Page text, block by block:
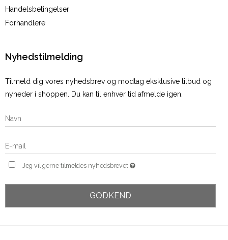
Handelsbetingelser
Forhandlere
Nyhedstilmelding
Tilmeld dig vores nyhedsbrev og modtag eksklusive tilbud og
nyheder i shoppen. Du kan til enhver tid afmelde igen.
Jeg vil gerne tilmeldes nyhedsbrevet
GODKEND